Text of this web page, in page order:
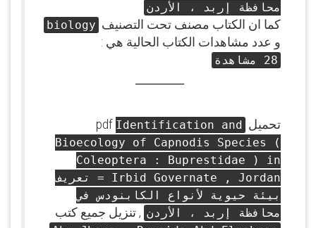
محافظة إربد ، الأردن
كما ان الكتاب مصنف تحت التصنيف biology
و عدد مشاهدات الكتاب الحالية هي :
28 مشاهدة
تحميل pdf Identification and
Bioecology of Capnodis Species (
Coleoptera : Buprestidae ) in
Irbid Governate , Jordan = تعريف
بيئة حيوية لأنواع الكابنودس في
محافظة إربد ، الأردن , تنزيل جميع كتب